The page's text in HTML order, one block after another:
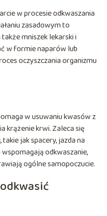
w procesie odkwaszania
zasadowym to
mniszek lekarski i
w formie naparów lub
oczyszczania organizmu
w usuwaniu kwasów z
krążenie krwi. Zaleca się
jak spacery, jazda na
odkwaszanie,
ogólne samopoczucie.